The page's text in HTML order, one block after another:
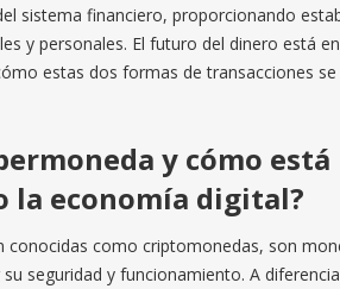
sistema financiero, proporcionando
y personales. El futuro del dinero está
estas dos formas de transacciones
y cómo está
la economía digital?
conocidas como criptomonedas, son
seguridad y funcionamiento. A